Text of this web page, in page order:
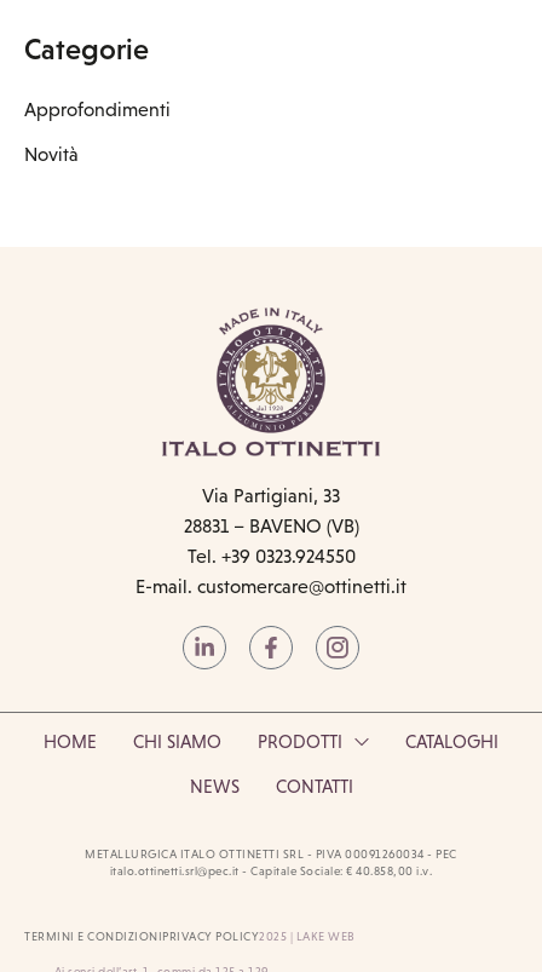
Categorie
Approfondimenti
Novità
Via Partigiani, 33
28831 – BAVENO (VB)
Tel. +39 0323.924550
E-mail. customercare@ottinetti.it
HOME CHI SIAMO PRODOTTI CATALOGHI
NEWS CONTATTI
METALLURGICA ITALO OTTINETTI SRL - PIVA 00091260034 - PEC
italo.ottinetti.srl@pec.it - Capitale Sociale: € 40.858,00 i.v.
TERMINI E CONDIZIONIPRIVACY POLICY2025 | LAKE WEB